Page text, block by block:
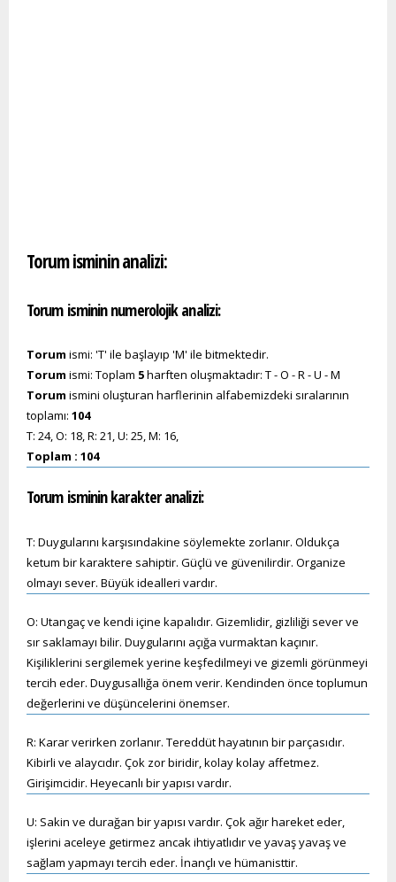
Torum isminin analizi:
Torum isminin numerolojik analizi:
Torum ismi: 'T' ile başlayıp 'M' ile bitmektedir.
Torum ismi: Toplam 5harften oluşmaktadır: T - O - R - U - M
Torum ismini oluşturan harflerinin alfabemizdeki sıralarının
toplamı: 104
T: 24, O: 18, R: 21, U: 25, M: 16,
Toplam : 104
Torumisminin karakter analizi:
T: Duygularını karşısındakine söylemekte zorlanır. Oldukça
ketum bir karaktere sahiptir. Güçlü ve güvenilirdir. Organize
olmayı sever. Büyük idealleri vardır.
O: Utangaç ve kendi içine kapalıdır. Gizemlidir, gizliliği sever ve
sır saklamayı bilir. Duygularını açığa vurmaktan kaçınır.
Kişiliklerini sergilemek yerine keşfedilmeyi ve gizemli görünmeyi
tercih eder. Duygusallığa önem verir. Kendinden önce toplumun
değerlerini ve düşüncelerini önemser.
R: Karar verirken zorlanır. Tereddüt hayatının bir parçasıdır.
Kibirli ve alaycıdır. Çok zor biridir, kolay kolay affetmez.
Girişimcidir. Heyecanlı bir yapısı vardır.
U: Sakin ve durağan bir yapısı vardır. Çok ağır hareket eder,
işlerini aceleye getirmez ancak ihtiyatlıdır ve yavaş yavaş ve
sağlam yapmayı tercih eder. İnançlı ve hümanisttir.